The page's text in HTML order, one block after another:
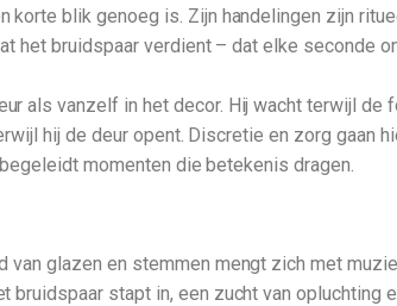
korte blik genoeg is. Zijn handelingen zijn
het bruidspaar verdient – dat elke seconde
als vanzelf in het decor. Hij wacht terwijl de
hij de deur opent. Discretie en zorg gaan
momenten die betekenis dragen.
van glazen en stemmen mengt zich met
bruidspaar stapt in, een zucht van opluchting